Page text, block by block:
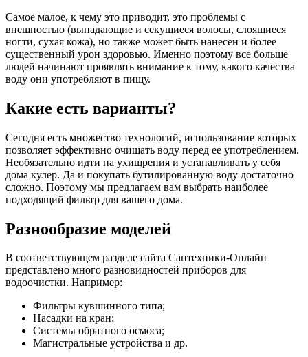
Самое малое, к чему это приводит, это проблемы с
внешностью (выпадающие и секущиеся волосы, слоящиеся
ногти, сухая кожа), но также может быть нанесен и более
существенный урон здоровью. Именно поэтому все больше
людей начинают проявлять внимание к тому, какого качества
воду они употребляют в пищу.
Какие есть варианты?
Сегодня есть множество технологий, использование которых
позволяет эффективно очищать воду перед ее употреблением.
Необязательно идти на ухищрения и устанавливать у себя
дома кулер. Да и покупать бутилированную воду достаточно
сложно. Поэтому мы предлагаем вам выбрать наиболее
подходящий фильтр для вашего дома.
Разнообразие моделей
В соответствующем разделе сайта Сантехники-Онлайн
представлено много разновидностей приборов для
водоочистки. Например:
Фильтры кувшинного типа;
Насадки на кран;
Системы обратного осмоса;
Магистральные устройства и др.